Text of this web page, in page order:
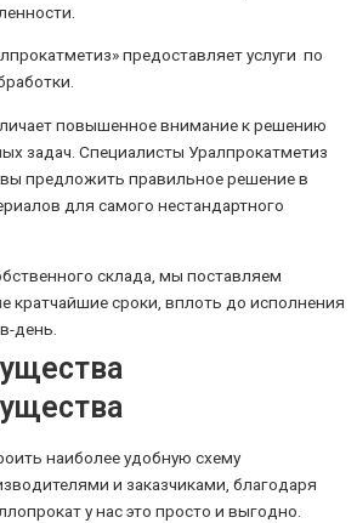
предоставляет услуги по
повышенное внимание к решению
задач. Специалисты Уралпрокатметиз
предложить правильное решение в
для самого нестандартного
склада, мы поставляем
кратчайшие сроки, вплоть до исполнения
день.
наиболее удобную схему
и заказчиками, благодаря
у нас это просто и выгодно.